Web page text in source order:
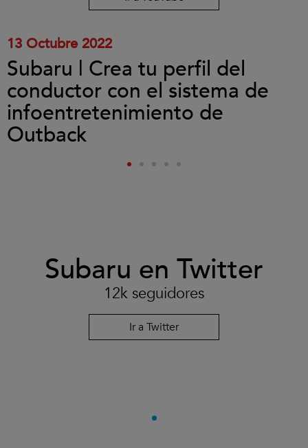
13 Octubre 2022
Subaru | Crea tu perfil del
conductor con el sistema de
infoentretenimiento de
Outback
Subaru en Twitter
12k seguidores
Ir a Twitter